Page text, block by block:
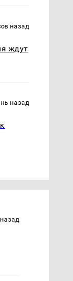
назад
ждут
назад